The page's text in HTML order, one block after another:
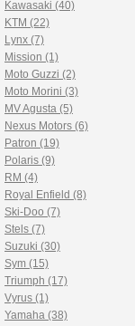
Kawasaki (40)
KTM (22)
Lynx (7)
Mission (1)
Moto Guzzi (2)
Moto Morini (3)
MV Agusta (5)
Nexus Motors (6)
Patron (19)
Polaris (9)
RM (4)
Royal Enfield (8)
Ski-Doo (7)
Stels (7)
Suzuki (30)
Sym (15)
Triumph (17)
Vyrus (1)
Yamaha (38)